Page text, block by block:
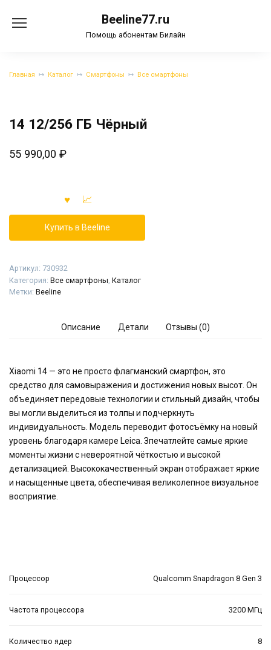
содержанию
Beeline77.ru
Помощь абонентам Билайн
Главная Каталог Смартфоны Все смартфоны
14 12/256 ГБ Чёрный
55 990,00 ₽
Купить в Beeline
Артикул: 730932
Категория: Все смартфоны Каталог
Метки: Beeline
Описание Детали Отзывы (0)
Xiaomi 14 — это не просто флагманский смартфон, это
средство для самовыражения и достижения новых высот. Он
объединяет передовые технологии и стильный дизайн, чтобы
вы могли выделиться из толпы и подчеркнуть
индивидуальность. Модель переводит фотосъёмку на новый
уровень благодаря камере Leica. Зпечатлейте самые яркие
моменты жизни с невероятной чёткостью и высокой
детализацией. Высококачественный экран отображает яркие
и насыщенные цвета, обеспечивая великолепное визуальное
восприятие.
Процессор Qualcomm Snapdragon 8 Gen 3
Частота процессора 3200 МГц
Количество ядер 8